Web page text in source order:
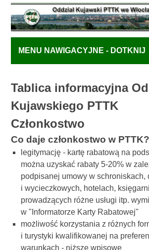
MENU NAWIGACYJNE - DOTKNIJ
Tablica informacyjna
Kujawskiego PTTK
Członkostwo
Co daje członkostwo w PTTK?
legitymację - kartę rabatową na
można uzyskać rabaty 5-20% w
podpisanej umowy w schroniskach,
i wycieczkowych, hotelach,
prowadzących różne usługi itp.
w "Informatorze Karty Rabatowej"
możliwość korzystania z różnych
i turystyki kwalifikowanej na
warunkach - niższe wpisowe